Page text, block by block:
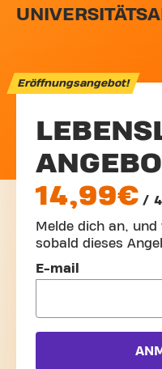
Melde dich an
E-mail
Eröffnungsangebot!
14,99€ / 4
Melde dich an,
sobald dieses